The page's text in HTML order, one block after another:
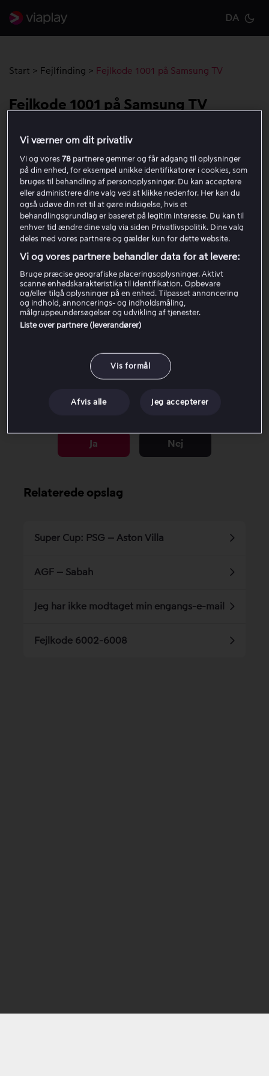
DA
Start > Fejlfinding > Fejlkode 1001 på Samsung TV
Fejlkode 1001 på Samsung TV
Hvis du får fejlkode 1001 på dit Samsung TV, når du
bruger Viaplay-appen, anbefaler vi, at du prøver
følgende trin:
Kontrollér, at TV’et er tilsluttet internettet ved at gå
til indstillinger og netværk. Hvis TV’et ikke er
tilsluttet, skal du vælge dit Wi-Fi-netværk og
indtaste adgangskoden for at oprette forbindelse
igen.
Luk Viaplay-appen ved at trykke på
Return , indtil
du er tilbage i appmenuen.
Genstart TV’et ved at holde knappenStart/Home
nede, indtil Samsung-logoet vises.
Virker ingen af trinnene ovenfor? Prøv at tage
at genstarte TV’et og appen på ny.
Var denne artikel til hjælp?
Ja Nej
Relaterede opslag
Super Cup: PSG – Aston Villa
AGF – Sabah
Jeg har ikke modtaget min engangs-e-mail
Fejlkode 6002-6008
Vi værner om dit privatliv
Vi og vores78 partnere gemmer og får adgang til oplysninger
på din enhed, for eksempel unikke identifikatorer i cookies, som
bruges til behandling af personoplysninger. Du kan acceptere
eller administrere dine valg ved at klikke nedenfor. Her kan du
også udøve din ret til at gøre indsigelse, hvis et
behandlingsgrundlag er baseret på legitim interesse. Du kan til
enhver tid ændre dine valg via siden Privatlivspolitik. Dine valg
deles med vores partnere og gælder kun for dette website.
Vi og vores partnere behandler data for at levere:
Bruge præcise geografiske placeringsoplysninger. Aktivt
scanne enhedskarakteristika til identifikation. Opbevare
og/eller tilgå oplysninger på en enhed. Tilpasset annoncering
og indhold, annoncerings- og indholdsmåling,
målgruppeundersøgelser og udvikling af tjenester.
Liste over partnere (leverandører)
Vis formål
Afvis alle Jeg accepterer